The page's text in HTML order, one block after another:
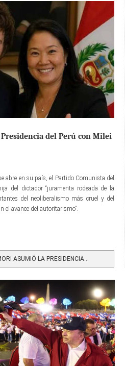
del Perú con Milei
abre en su país, el Partido Comunista del
del dictador “juramenta rodeada de la
del neoliberalismo más cruel y del
el avance del autoritarismo”.
ASUMIÓ LA PRESIDENCIA...